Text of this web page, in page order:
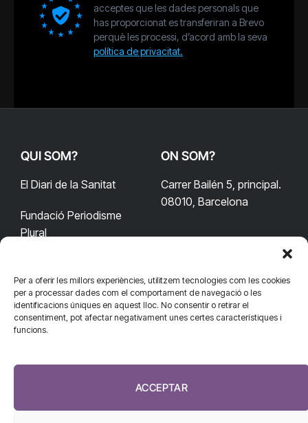
Per a oferir les millors experiències, utilitzem tecnologies com les cookies
per a processar dades com el comportament de navegació o les
identificacions úniques en aquest lloc. No consentir o retirar el
consentiment, pot afectar negativament unes certes característiques i
funcions.
ACCEPTAR
acceptes que les dades personals que
has proporcionat es transferiran a Brevo
perquè les processi, d’acord amb la seva
política de privacitat.
QUI SOM?
El Diari de la Sanitat
Fundació Periodisme
Plural
ON SOM?
Carrer Bailén 5, principal.
08010, Barcelona
CONTACTA'NS
redaccio@diarisanitat.cat
932 311 247
CONNECTA